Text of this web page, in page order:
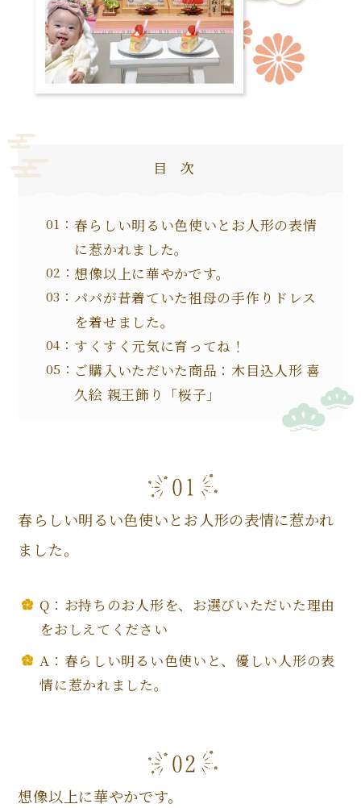
目次
春らしい明るい色使いとお人形の表情
に惹かれました。
想像以上に華やかです。
パパが昔着ていた祖母の手作りドレス
を着せました。
すくすく元気に育ってね！
ご購入いただいた商品：木目込人形 喜
久絵 親王飾り「桜子」
春らしい明るい色使いとお人形の表情に惹かれ
ました。
Q：お持ちのお人形を、お選びいただいた理由
をおしえてください
A：春らしい明るい色使いと、優しい人形の表
情に惹かれました。
想像以上に華やかです。